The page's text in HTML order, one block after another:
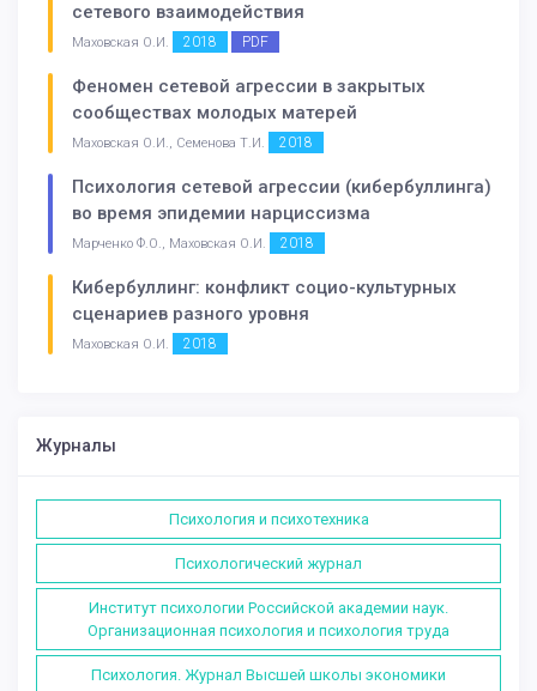
сетевого взаимодействия
Маховская О.И. 2018 PDF
Феномен сетевой агрессии в закрытых
сообществах молодых матерей
Маховская О.И., Семенова Т.И. 2018
Психология сетевой агрессии (кибербуллинга)
во время эпидемии нарциссизма
Марченко Ф.О., Маховская О.И. 2018
Кибербуллинг: конфликт социо-культурных
сценариев разного уровня
Маховская О.И. 2018
Журналы
Психология и психотехника
Психологический журнал
Институт психологии Российской академии наук.
Организационная психология и психология труда
Психология. Журнал Высшей школы экономики